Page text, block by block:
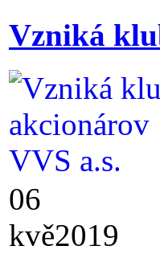
Vzniká
06
kvě2019